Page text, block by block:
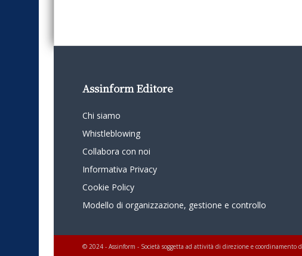
Assinform Editore
Chi siamo
Whistleblowing
Collabora con noi
Informativa Privacy
Cookie Policy
Modello di organizzazione, gestione e controllo
© 2024 - Assinform - Società soggetta ad attività di direzione e